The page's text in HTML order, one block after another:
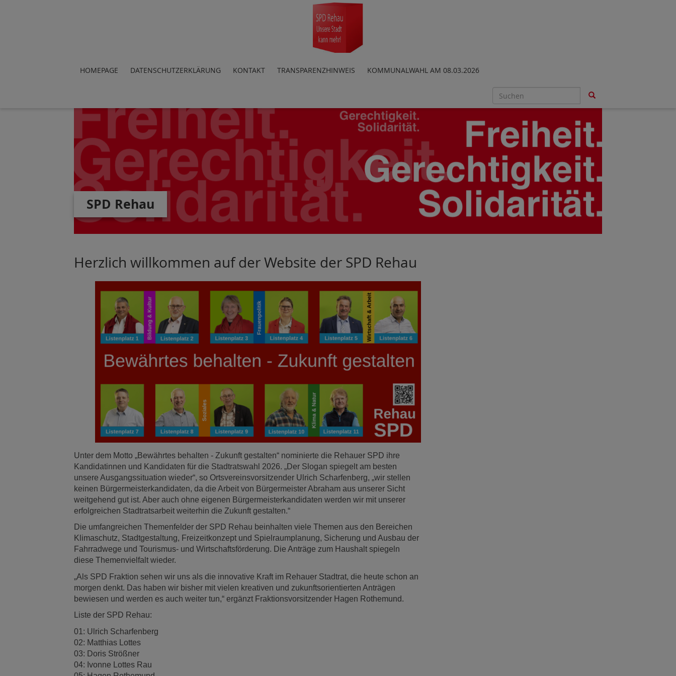
HOMEPAGE DATENSCHUTZERKLÄRUNG KONTAKT TRANSPARENZHINWEIS KOMMUNALWAHL AM 08.03.2026
SPD Rehau
Herzlich willkommen auf der Website der SPD Rehau
Unter dem Motto „Bewährtes behalten - Zukunft gestalten“ nominierte die Rehauer SPD ihre
Kandidatinnen und Kandidaten für die Stadtratswahl 2026. „Der Slogan spiegelt am besten
unsere Ausgangssituation wieder“, so Ortsvereinsvorsitzender Ulrich Scharfenberg, „wir stellen
keinen Bürgermeisterkandidaten, da die Arbeit von Bürgermeister Abraham aus unserer Sicht
weitgehend gut ist. Aber auch ohne eigenen Bürgermeisterkandidaten werden wir mit unserer
erfolgreichen Stadtratsarbeit weiterhin die Zukunft gestalten.“
Die umfangreichen Themenfelder der SPD Rehau beinhalten viele Themen aus den Bereichen
Klimaschutz, Stadtgestaltung, Freizeitkonzept und Spielraumplanung, Sicherung und Ausbau der
Fahrradwege und Tourismus- und Wirtschaftsförderung. Die Anträge zum Haushalt spiegeln
diese Themenvielfalt wieder.
„Als SPD Fraktion sehen wir uns als die innovative Kraft im Rehauer Stadtrat, die heute schon an
morgen denkt. Das haben wir bisher mit vielen kreativen und zukunftsorientierten Anträgen
bewiesen und werden es auch weiter tun,“ ergänzt Fraktionsvorsitzender Hagen Rothemund.
Liste der SPD Rehau:
01: Ulrich Scharfenberg
02: Matthias Lottes
03: Doris Strößner
04: Ivonne Lottes Rau